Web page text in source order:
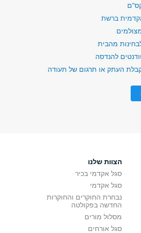
ברשת
מהבית
להנדסה
העתק או תרגום של תעודה
הצוות שלנו
סגל אקדמי בכיר
סגל אקדמי
נבחרת החוקרים והחוקרות
החדשה בפקולטה
מסלול מורים
סגל אורחים